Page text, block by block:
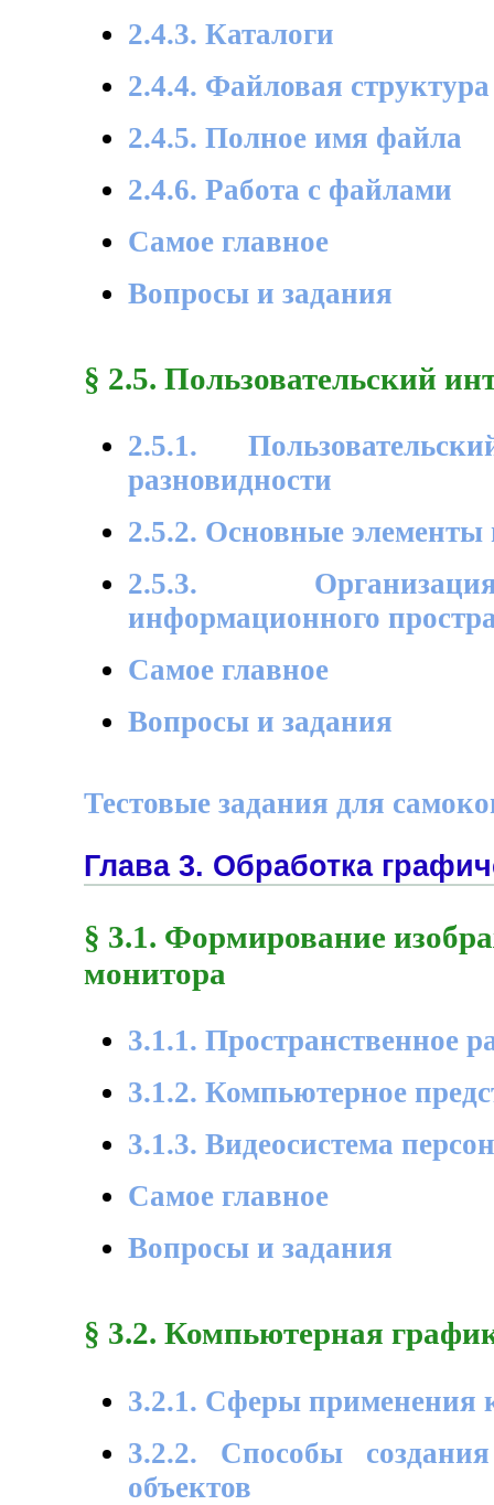
2.4.3. Каталоги
2.4.4. Файловая
2.4.5. Полное имя файла
2.4.6. Работа с файлами
Самое главное
Вопросы и задания
§ 2.5. Пользовательский
2.5.1.
разновидности
2.5.2. Основные элементы
2.5.3.
информационного
Самое главное
Вопросы и задания
Тестовые задания для
Глава 3. Обработка
§ 3.1. Формирование
монитора
3.1.1. Пространственное
3.1.2. Компьютерное
3.1.3. Видеосистема
Самое главное
Вопросы и задания
§ 3.2. Компьютерная
3.2.1. Сферы применения
3.2.2. Способы
объектов